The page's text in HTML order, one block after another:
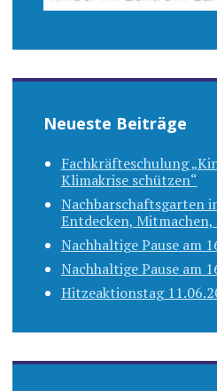
Neueste Beiträge
Fachkräfteschulung
Klimakrise schützen“
Nachbarschaftsgarten
Entdecken, Mitmachen,
Nachhaltige Pause am
Nachhaltige Pause am
Hitzeaktionstag